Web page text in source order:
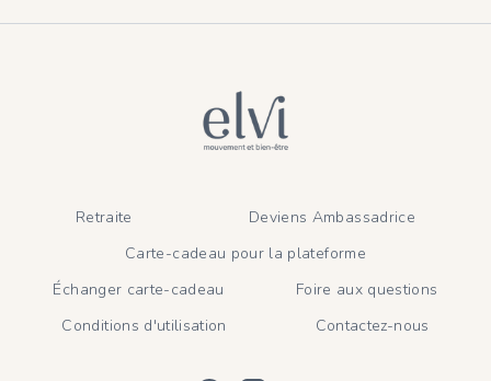
Retraite
Deviens Ambassadrice
Carte-cadeau pour la plateforme
Échanger carte-cadeau
Foire aux questions
Conditions d'utilisation
Contactez-nous